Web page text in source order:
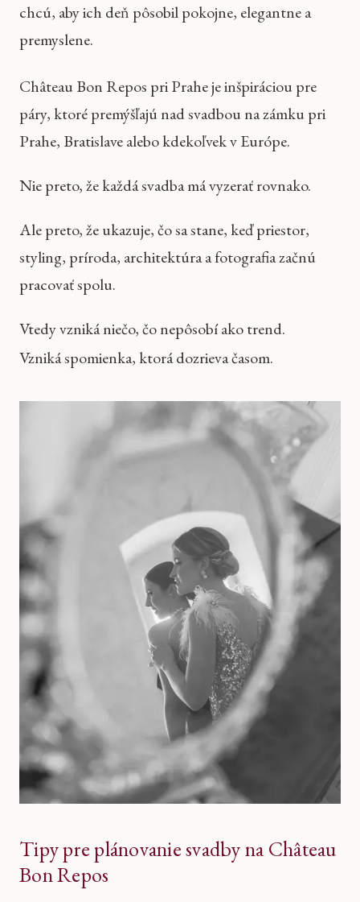
chcú, aby ich deň pôsobil pokojne, elegantne a
premyslene.
Château Bon Repos pri Prahe je inšpiráciou pre
páry, ktoré premýšľajú nad svadbou na zámku pri
Prahe, Bratislave alebo kdekoľvek v Európe.
Nie preto, že každá svadba má vyzerať rovnako.
Ale preto, že ukazuje, čo sa stane, keď priestor,
styling, príroda, architektúra a fotografia začnú
pracovať spolu.
Vtedy vzniká niečo, čo nepôsobí ako trend.
Vzniká spomienka, ktorá dozrieva časom.
Tipy pre plánovanie svadby na Château
Bon Repos